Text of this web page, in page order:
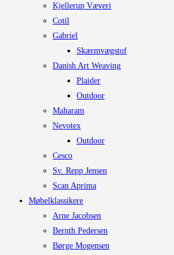
Kjellerup Væveri
Cotil
Gabriel
Skærmvægstof
Danish Art Weaving
Plaider
Outdoor
Maharam
Nevotex
Outdoor
Cesco
Sv. Repp Jensen
Scan Aprima
Møbelklassikere
Arne Jacobsen
Bernth Pedersen
Børge Mogensen